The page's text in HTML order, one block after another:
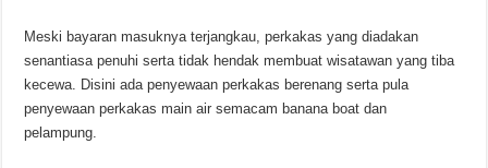
Meski bayaran masuknya terjangkau, perkakas yang diadakan
senantiasa penuhi serta tidak hendak membuat wisatawan yang tiba
kecewa. Disini ada penyewaan perkakas berenang serta pula
penyewaan perkakas main air semacam banana boat dan
pelampung.